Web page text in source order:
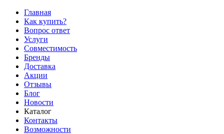
Главная
Как купить?
Вопрос ответ
Услуги
Совместимость
Бренды
Доставка
Акции
Отзывы
Блог
Новости
Каталог
Контакты
Возможности